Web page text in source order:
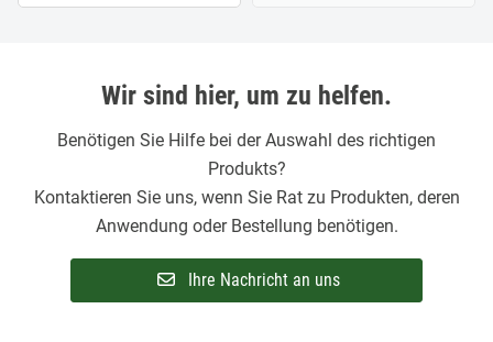
Wir sind hier, um zu helfen.
Benötigen Sie Hilfe bei der Auswahl des richtigen
Produkts?
Kontaktieren Sie uns, wenn Sie Rat zu Produkten, deren
Anwendung oder Bestellung benötigen.
Ihre Nachricht an uns